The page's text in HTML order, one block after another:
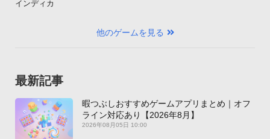
インディカ
他のゲームを見る
最新記事
暇つぶしおすすめゲームアプリまとめ｜オフ
ライン対応あり【2026年8月】
2026年08月05日 10:00